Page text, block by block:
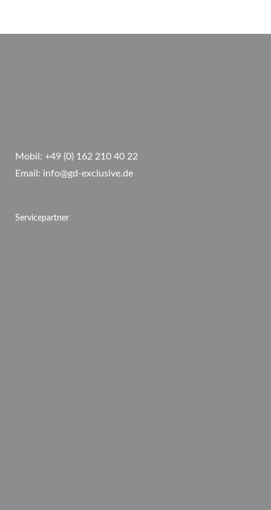
Mobil: +49 (0) 162 210 40 22
Email: info@gd-exclusive.de
Servicepartner